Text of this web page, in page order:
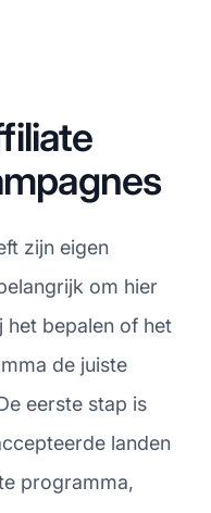
zijn eigen
om hier
het bepalen of het
de juiste
eerste stap is
landen
programma,